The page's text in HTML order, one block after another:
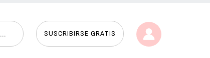
SUSCRIBIRSE GRATIS